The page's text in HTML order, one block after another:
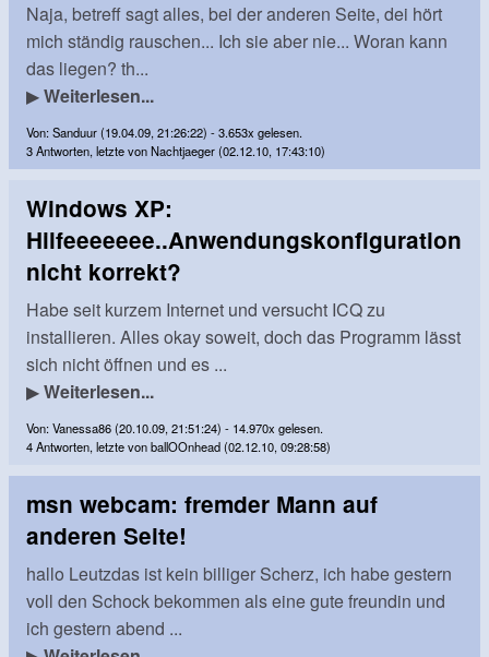
Naja, betreff sagt alles, bei der anderen Seite, dei hört
mich ständig rauschen... Ich sie aber nie... Woran kann
das liegen? th...
▶Weiterlesen...
Von: Sanduur (19.04.09, 21:26:22) - 3.653x gelesen.
3 Antworten, letzte von Nachtjaeger (02.12.10, 17:43:10)
Windows XP:
Hilfeeeeeee..Anwendungskonfiguration
nicht korrekt?
Habe seit kurzem Internet und versucht ICQ zu
installieren. Alles okay soweit, doch das Programm lässt
sich nicht öffnen und es ...
▶Weiterlesen...
Von: Vanessa86 (20.10.09, 21:51:24) - 14.970x gelesen.
4 Antworten, letzte von ballOOnhead (02.12.10, 09:28:58)
msn webcam: fremder Mann auf
anderen Seite!
hallo Leutzdas ist kein billiger Scherz, ich habe gestern
voll den Schock bekommen als eine gute freundin und
ich gestern abend ...